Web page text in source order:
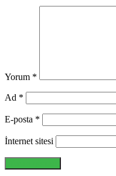
Yorum *
Ad *
E-posta *
İnternet sitesi